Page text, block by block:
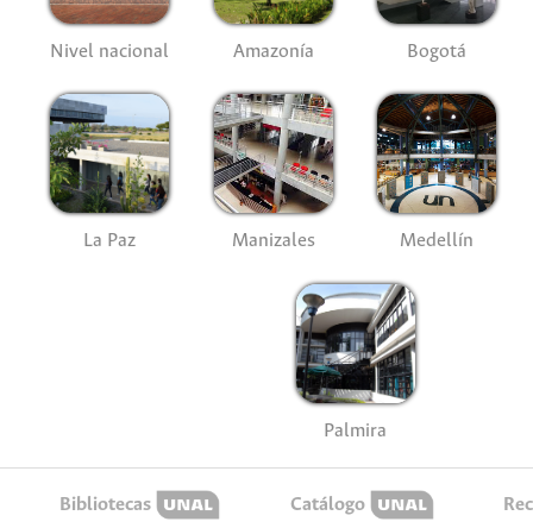
Nivel nacional Amazonía Bogotá
La Paz Manizales Medellín
Palmira
Bibliotecas Catálogo